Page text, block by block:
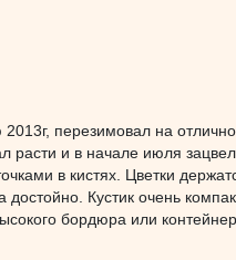
перезимовал на
расти и в начале июля
в кистях. Цветки
достойно. Кустик очень
бордюра или